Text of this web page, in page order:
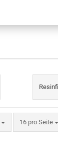
16 pro Seite
pro Seite